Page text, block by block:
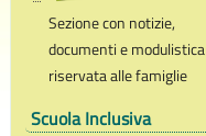
Sezione con notizie,
documenti e modulistica
riservata alle famiglie
Scuola Inclusiva